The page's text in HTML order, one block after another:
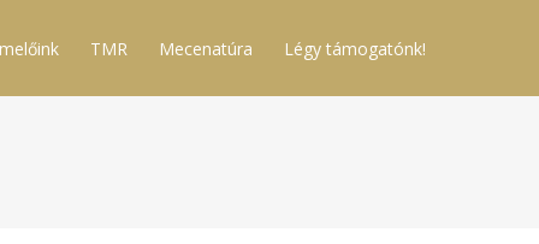
TMR Mecenatúra Légy támogatónk!